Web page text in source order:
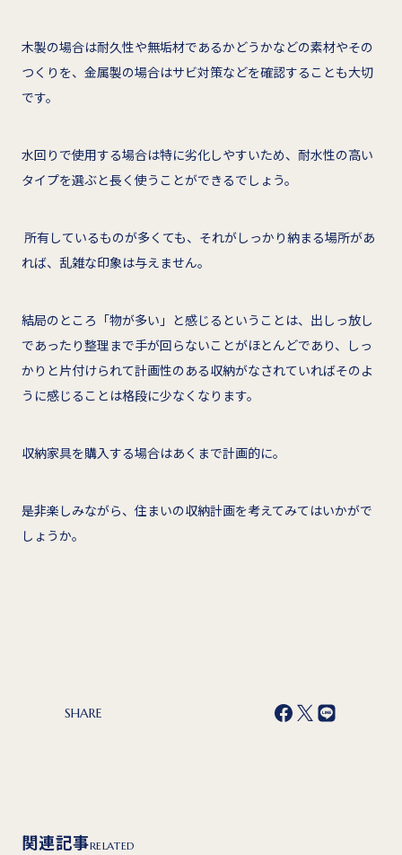
木製の場合は耐久性や無垢材であるかどうかなどの素材やその
つくりを、金属製の場合はサビ対策などを確認することも大切
です。
水回りで使用する場合は特に劣化しやすいため、耐水性の高い
タイプを選ぶと長く使うことができるでしょう。
所有しているものが多くても、それがしっかり納まる場所があ
れば、乱雑な印象は与えません。
結局のところ「物が多い」と感じるということは、出しっ放し
であったり整理まで手が回らないことがほとんどであり、しっ
かりと片付けられて計画性のある収納がなされていればそのよ
うに感じることは格段に少なくなります。
収納家具を購入する場合はあくまで計画的に。
是非楽しみながら、住まいの収納計画を考えてみてはいかがで
しょうか。
SHARE
関連記事RELATED